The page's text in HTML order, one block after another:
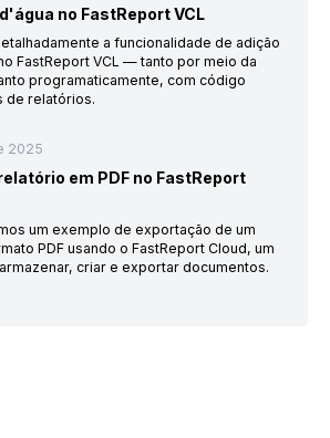
no FastReport VCL
a funcionalidade de adição
FastReport VCL — tanto por meio da
programaticamente, com código
de relatórios.
2025
em PDF no FastReport
um exemplo de exportação de um
PDF usando o FastReport Cloud, um
criar e exportar documentos.